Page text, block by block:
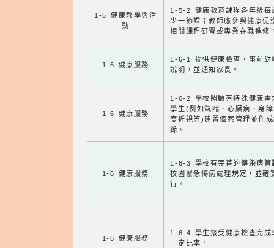
1-5 健康教學與活
動
1-5-2 健康教育課程各年級每
少一節課；教師應參與健康促
相關課程研習或專業在職進修
1-6 健康服務
1-6-1 提供健康檢查，事前對
說明，並通知家長。
1-6 健康服務
1-6-2 學校照顧有特殊健康需
學生(例如氣喘、心臟病、身
度近視等)建置個案管理並作
錄。
1-6 健康服務
1-6-3 學校有完善的傳染病管
校園緊急傷病處理規定，並確
行。
1-6 健康服務
1-6-4 學生接受健康檢查完成
一定比率。